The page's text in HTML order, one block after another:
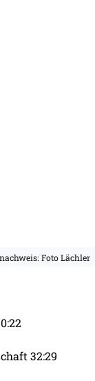
Foto Lächler
32:29